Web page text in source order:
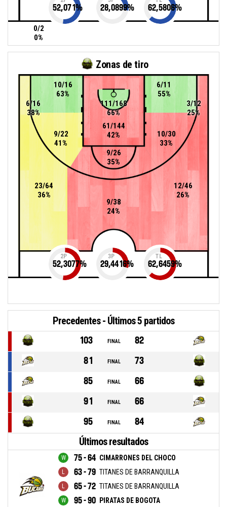
0/2
0%
52,071% 28,0899% 62,5806%
Zonas de tiro
9/26
35%
9/22
41%
10/16
63%
10/30
33%
6/11
55%
61/144
42%
111/168
66%
9/38
24%
23/64
36%
6/16
38%
12/46
26%
3/12
25%
2P
52,3077%
3P
29,4416%
TL
62,6459%
Precedentes - Últimos 5 partidos
103 FINAL
82
81
FINAL
73
85
FINAL
66
91
FINAL
66
95
FINAL 84
Últimos resultados
75 - 64 CIMARRONES DEL CHOCO
63 - 79 TITANES DE BARRANQUILLA
65 - 72 TITANES DE BARRANQUILLA
95 - 90 PIRATAS DE BOGOTA